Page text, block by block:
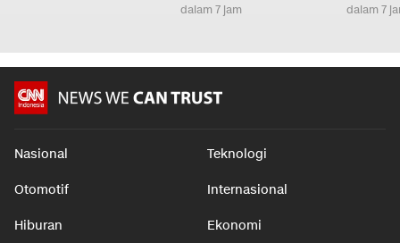
dalam 7 jam dalam 7
Nasional Teknologi
Otomotif Internasional
Hiburan Ekonomi